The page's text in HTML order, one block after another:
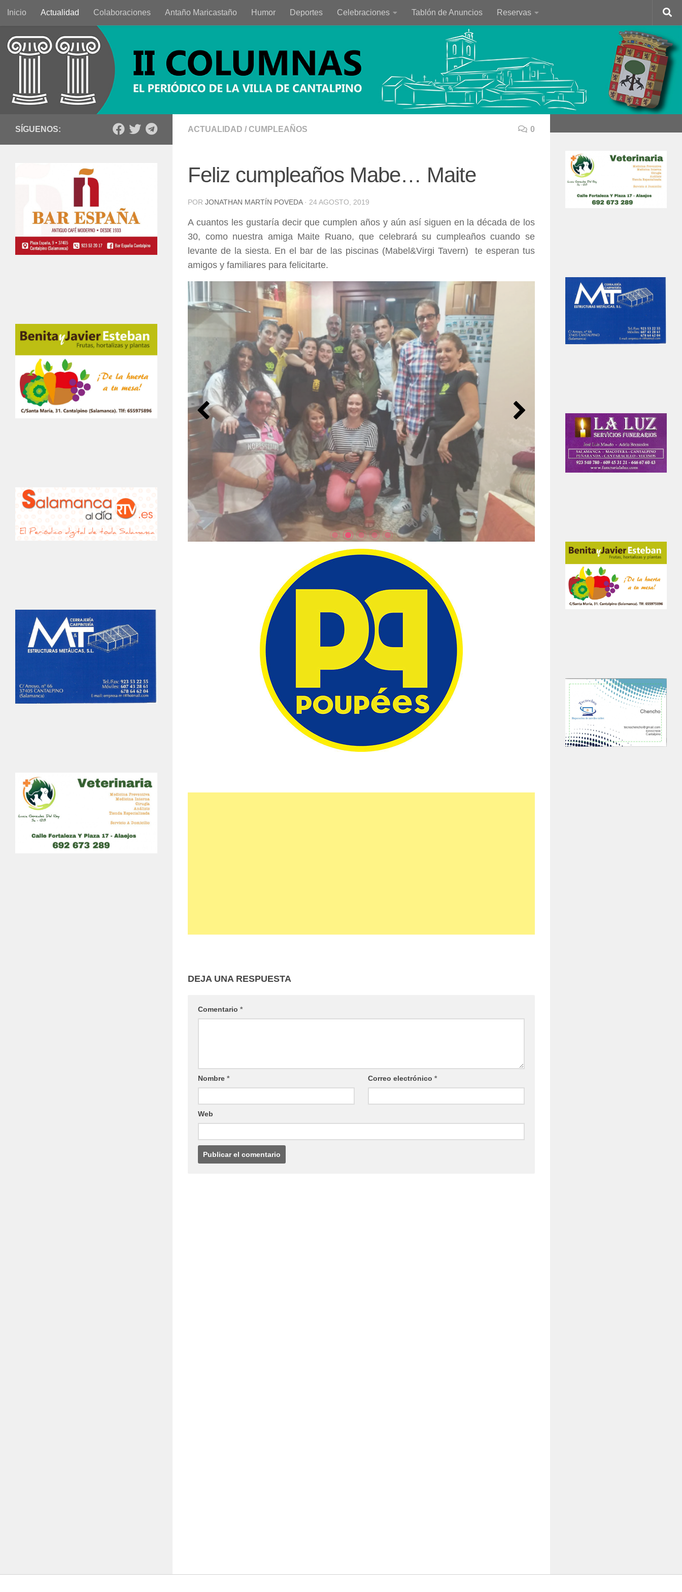
Saltar al contenido
Inicio Actualidad Colaboraciones Antaño Maricastaño Humor Deportes Celebraciones Tablón de Anuncios Reservas
ACTUALIDAD / CUMPLEAÑOS 0
Feliz cumpleaños Mabe… Maite
POR JONATHAN MARTÍN POVEDA · 24 AGOSTO, 2019
A cuantos les gustaría decir que cumplen años y aún así siguen en la década de los
30, como nuestra amiga Maite Ruano, que celebrará su cumpleaños cuando se
levante de la siesta. En el bar de las piscinas (Mabel&Virgi Tavern) te esperan tus
amigos y familiares para felicitarte.
DEJA UNA RESPUESTA
Comentario *
Nombre * Correo electrónico *
Web
SÍGUENOS: